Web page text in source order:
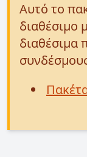
Αυτό το
διαθέσιμο
διαθέσιμα